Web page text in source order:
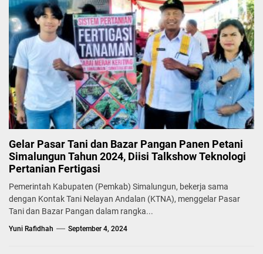
Gelar Pasar Tani dan Bazar Pangan Panen Petani
Simalungun Tahun 2024, Diisi Talkshow Teknologi
Pertanian Fertigasi
Pemerintah Kabupaten (Pemkab) Simalungun, bekerja sama
dengan Kontak Tani Nelayan Andalan (KTNA), menggelar Pasar
Tani dan Bazar Pangan dalam rangka...
Yuni Rafidhah September 4, 2024